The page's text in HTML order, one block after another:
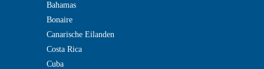
Bahamas
Bonaire
Canarische Eilanden
Costa Rica
Cuba